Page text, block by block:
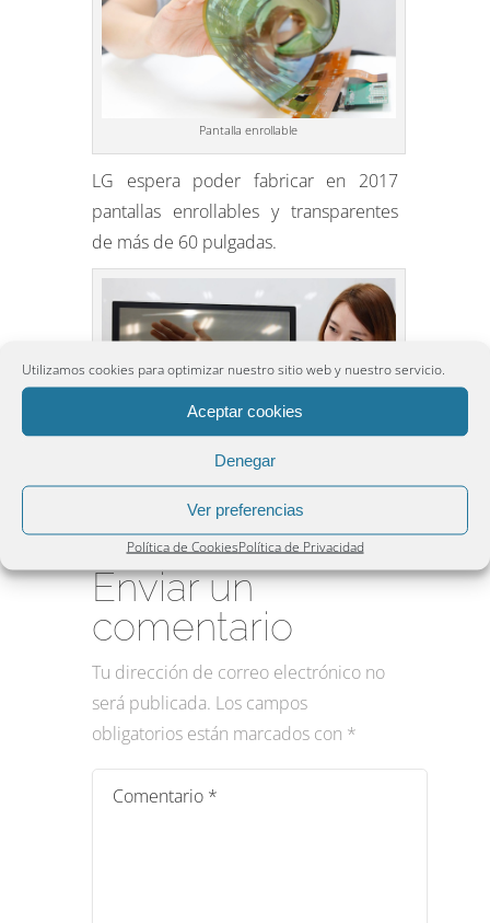
Utilizamos cookies para optimizar nuestro sitio web y nuestro servicio.
Aceptar cookies
Denegar
Ver preferencias
Política de CookiesPolítica de Privacidad
Pantalla enrollable
LG espera poder fabricar en 2017
pantallas enrollables y transparentes
de más de 60 pulgadas.
Pantalla enrollable
Enviar un
comentario
Tu dirección de correo electrónico no
será publicada. Los campos
obligatorios están marcados con *